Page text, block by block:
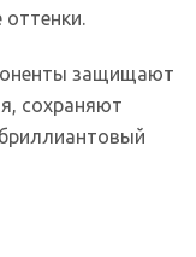
защищают
сохраняют